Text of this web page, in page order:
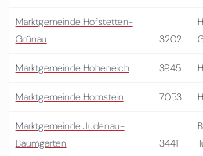
Marktgemeinde Hofstetten-
Grünau
3202
Marktgemeinde Hoheneich 3945
Marktgemeinde Hornstein 7053
Marktgemeinde Judenau-
Baumgarten
3441